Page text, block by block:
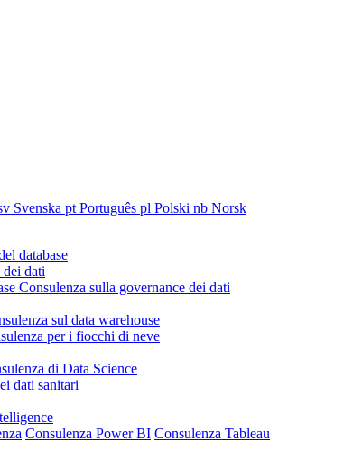
Svenska pt Português pl Polski nb Norsk
database
dei dati
Consulenza sulla governance dei dati
sul data warehouse
per i fiocchi di neve
di Data Science
dati sanitari
Consulenza Power BI Consulenza Tableau